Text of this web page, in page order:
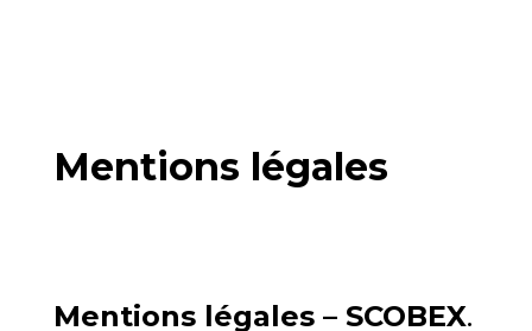
Mentions légales
Mentions légales – SCOBEX.